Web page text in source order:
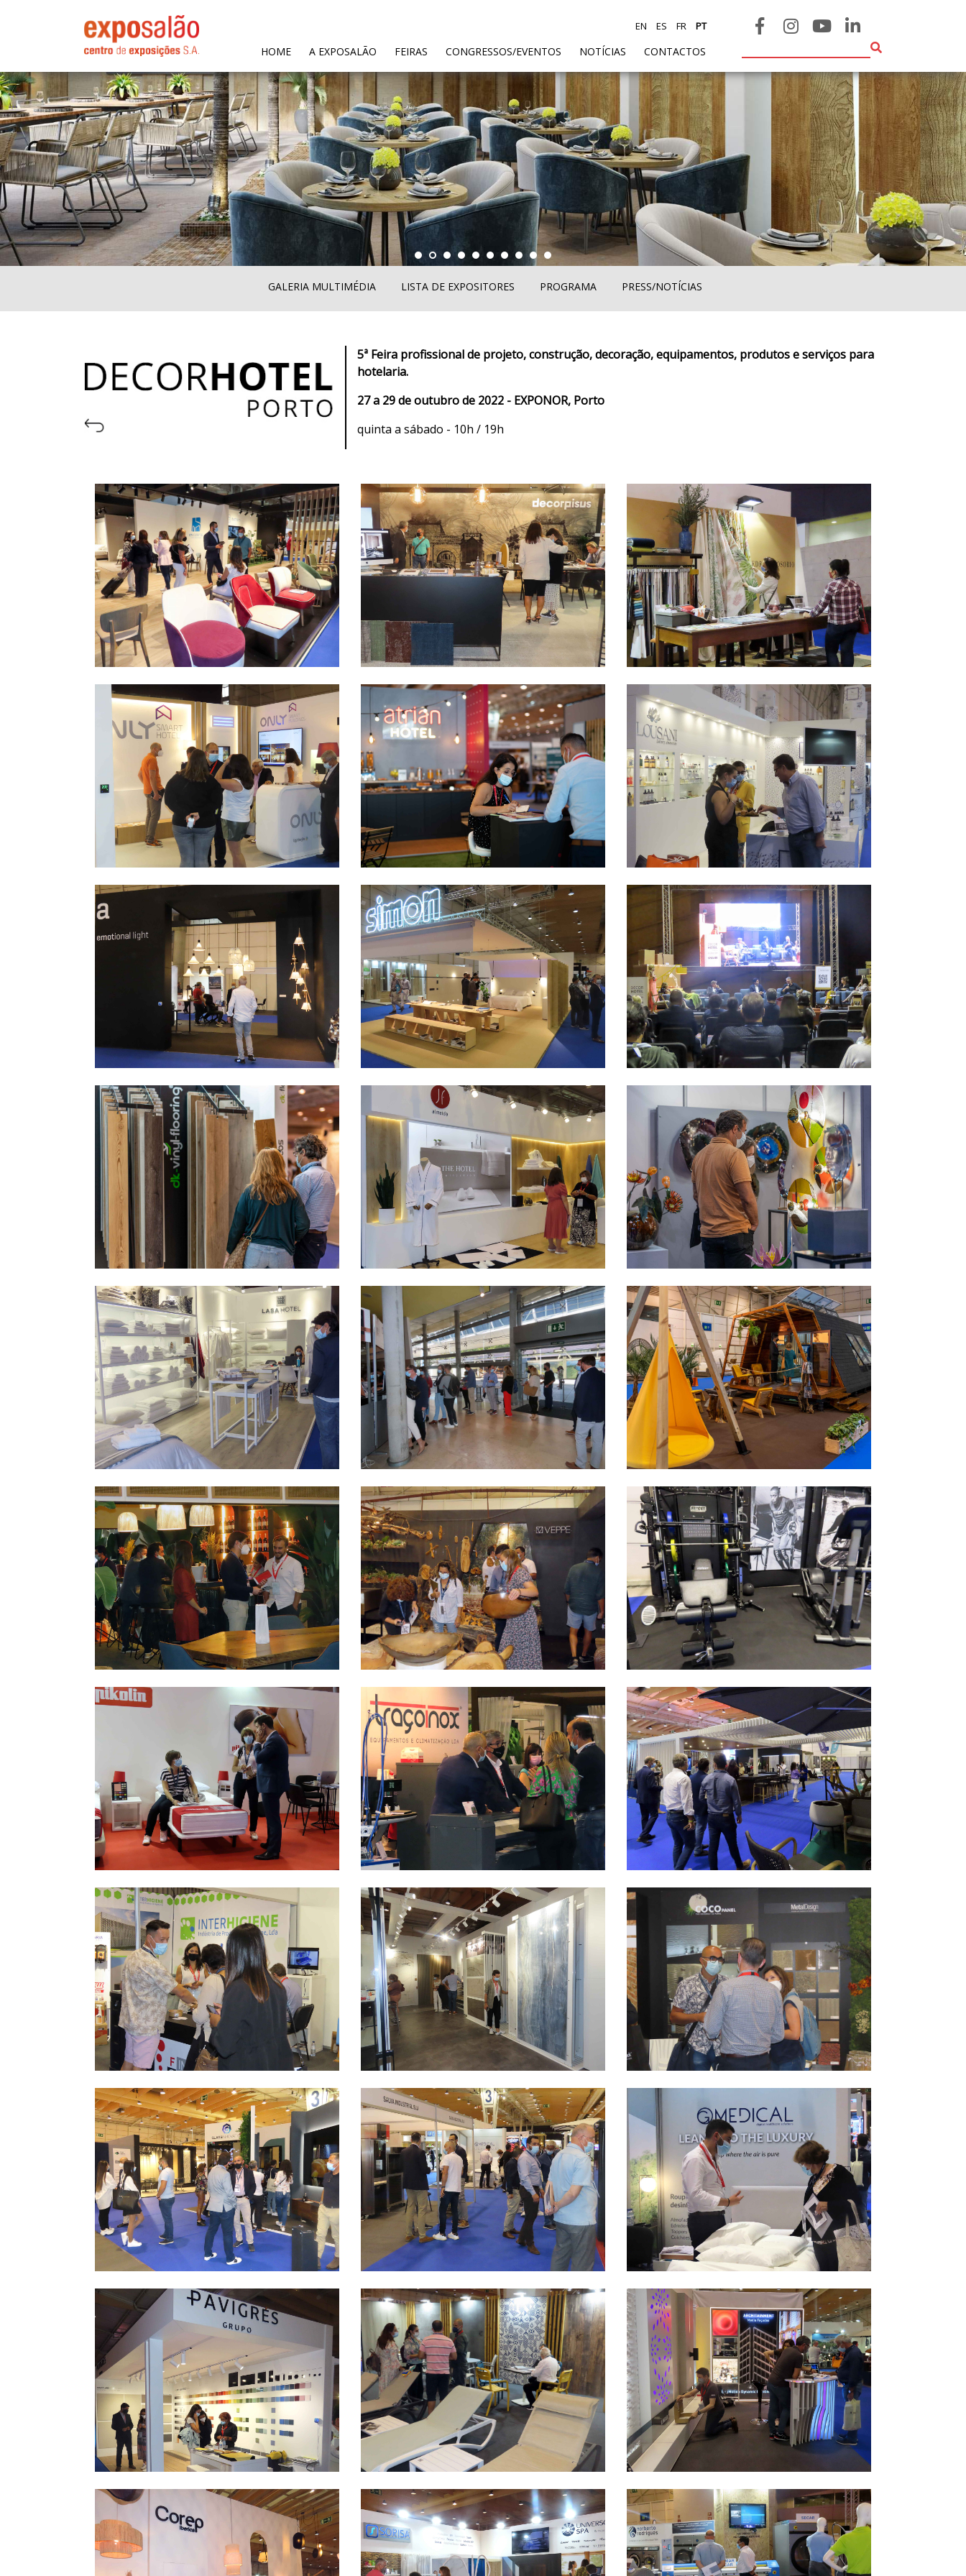
HOME(CURRENT)
A EXPOSALÃO FEIRAS CONGRESSOS/EVENTOS NOTÍCIAS CONTACTOS
EN ES FR PT
GALERIA MULTIMÉDIA LISTA DE EXPOSITORES PROGRAMA PRESS/NOTÍCIAS
5ª Feira profissional de projeto, construção, decoração, equipamentos, produtos e serviços para
hotelaria.
27 a 29 de outubro de 2022 - EXPONOR, Porto
quinta a sábado - 10h / 19h